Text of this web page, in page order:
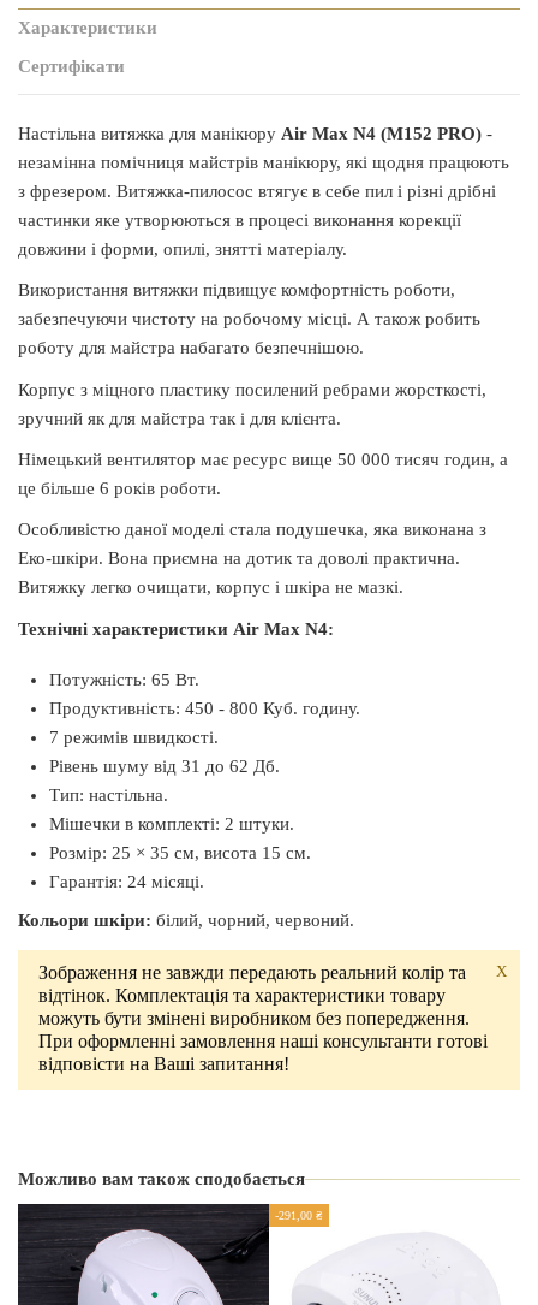
Характеристики
Сертифікати
Настільна витяжка для манікюру Air Max N4 (M152 PRO) -
незамінна помічниця майстрів манікюру, які щодня працюють
з фрезером. Витяжка-пилосос втягує в себе пил і різні дрібні
частинки яке утворюються в процесі виконання корекції
довжини і форми, опилі, знятті матеріалу.
Використання витяжки підвищує комфортність роботи,
забезпечуючи чистоту на робочому місці. А також робить
роботу для майстра набагато безпечнішою.
Корпус з міцного пластику посилений ребрами жорсткості,
зручний як для майстра так і для клієнта.
Німецький вентилятор має ресурс вище 50 000 тисяч годин, а
це більше 6 років роботи.
Особливістю даної моделі стала подушечка, яка виконана з
Еко-шкіри. Вона приємна на дотик та доволі практична.
Витяжку легко очищати, корпус і шкіра не мазкі.
Технічні характеристики Air Max N4:
Потужність: 65 Вт.
Продуктивність: 450 - 800 Куб. годину.
7 режимів швидкості.
Рівень шуму від 31 до 62 Дб.
Тип: настільна.
Мішечки в комплекті: 2 штуки.
Розмір: 25 × 35 см, висота 15 см.
Гарантія: 24 місяці.
Кольори шкіри: білий, чорний, червоний.
Зображення не завжди передають реальний колір та
відтінок. Комплектація та характеристики товару
можуть бути змінені виробником без попередження.
При оформленні замовлення наші консультанти готові
відповісти на Ваші запитання!
X
Країна виробник Україна
Гарантія
Потужність
Можливо вам також сподобається
-291,00 ₴